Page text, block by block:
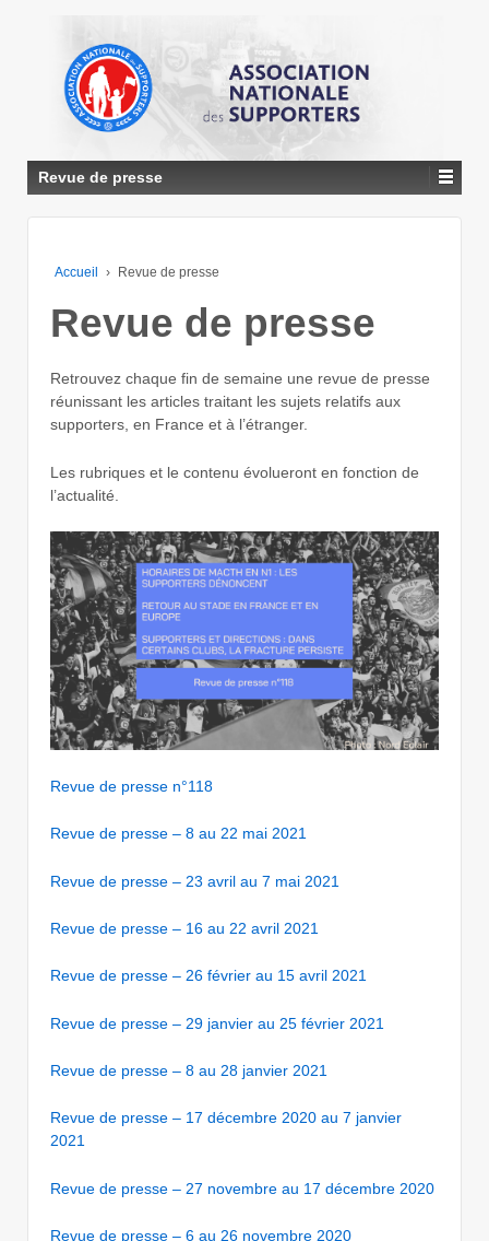
CONTENU
PRINCIPAL
Revue de presse
Accueil › Revue de presse
Revue de presse
Retrouvez chaque fin de semaine une revue de presse
réunissant les articles traitant les sujets relatifs aux
supporters, en France et à l’étranger.
Les rubriques et le contenu évolueront en fonction de
l’actualité.
Revue de presse n°118
Revue de presse – 8 au 22 mai 2021
Revue de presse – 23 avril au 7 mai 2021
Revue de presse – 16 au 22 avril 2021
Revue de presse – 26 février au 15 avril 2021
Revue de presse – 29 janvier au 25 février 2021
Revue de presse – 8 au 28 janvier 2021
Revue de presse – 17 décembre 2020 au 7 janvier
2021
Revue de presse – 27 novembre au 17 décembre 2020
Revue de presse – 6 au 26 novembre 2020